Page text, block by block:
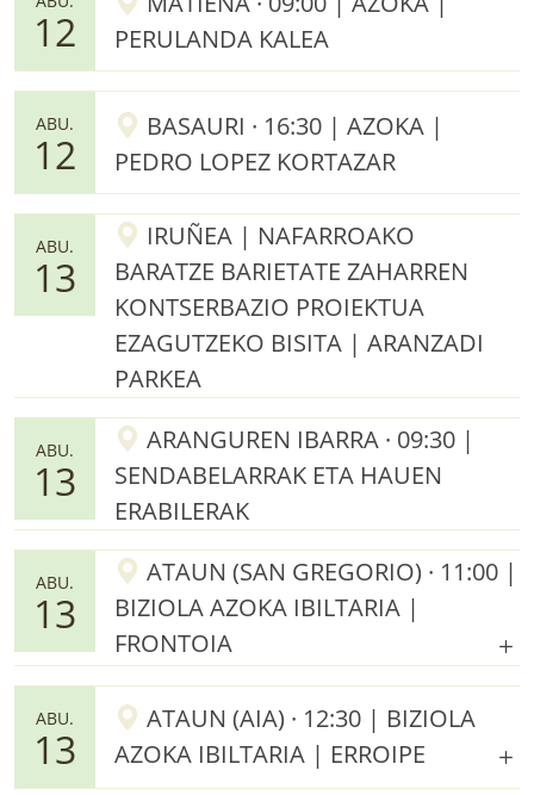
12
PERULANDA KALEA
ABU.
12
BASAURI · 16:30 | AZOKA |
PEDRO LOPEZ KORTAZAR
ABU.
13
IRUÑEA | NAFARROAKO
BARATZE BARIETATE ZAHARREN
KONTSERBAZIO PROIEKTUA
EZAGUTZEKO BISITA | ARANZADI
PARKEA
ABU.
13
ARANGUREN IBARRA · 09:30 |
SENDABELARRAK ETA HAUEN
ERABILERAK
ABU.
13
ATAUN (SAN GREGORIO) · 11:00 |
BIZIOLA AZOKA IBILTARIA |
FRONTOIA
ABU.
13
ATAUN (AIA) · 12:30 | BIZIOLA
AZOKA IBILTARIA | ERROIPE